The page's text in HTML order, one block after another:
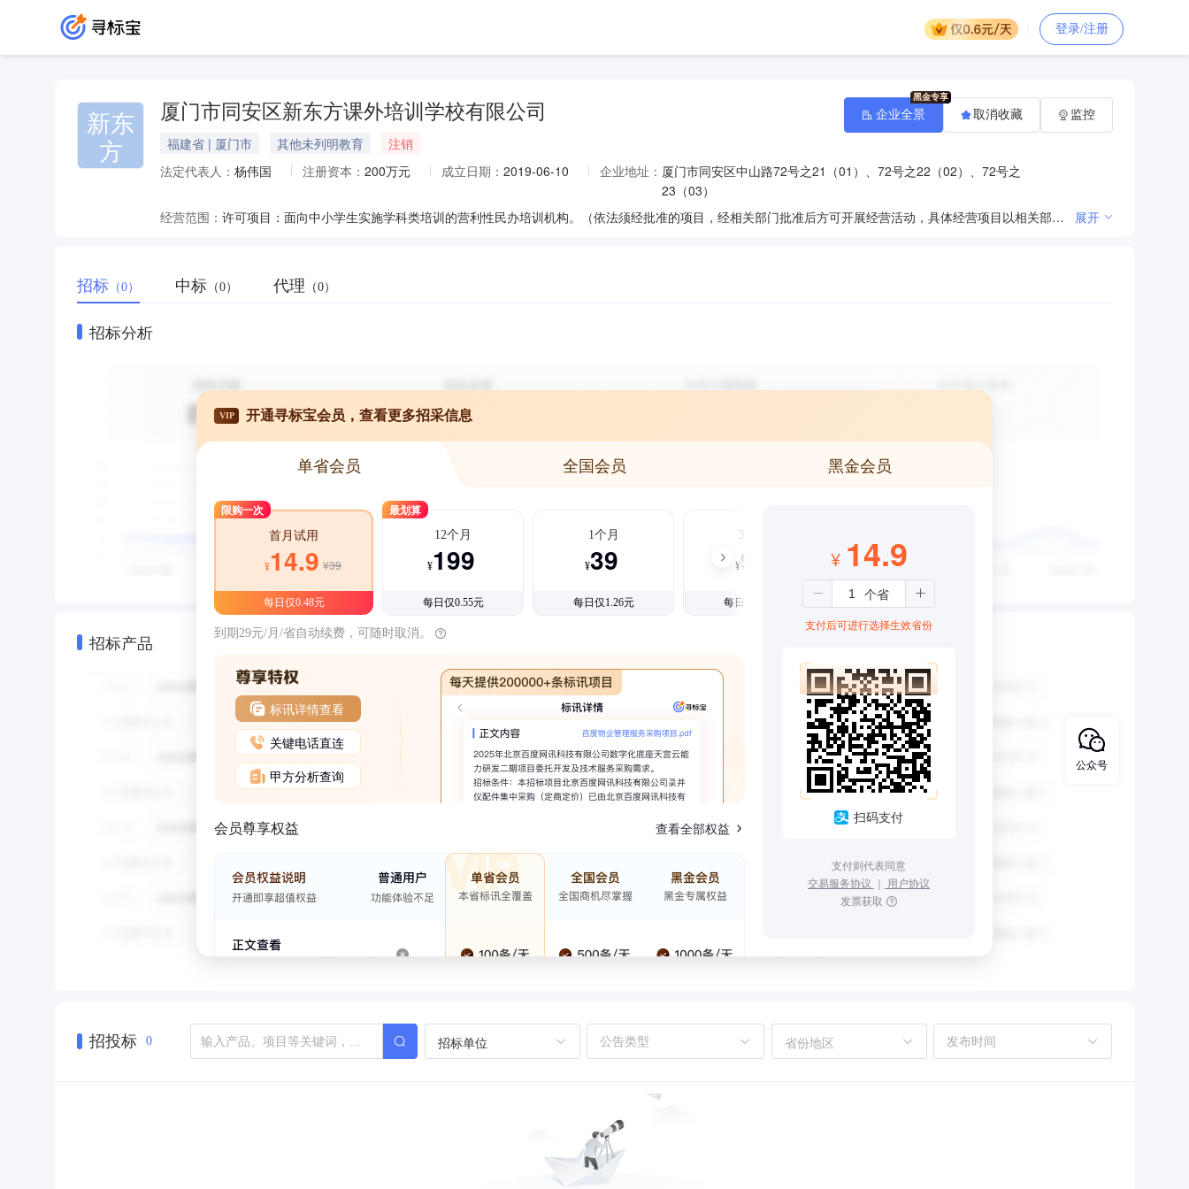
登录/注册
新东
方
厦门市同安区新东方课外培训学校有限公司
福建省 | 厦门市 其他未列明教育
注销
法定代表人： 杨伟国 注册资本： 200万元 成立日期： 2019-06-10 企业地址： 厦门市同安区中山路72号之21（01）、72号之22（02）、72号之
23（03）
经营范围：
许可项目：面向中小学生实施学科类培训的营利性民办培训机构。（依法须经批准的项目，经相关部门批准后方可开展经营活动，具体经营项目以相关部门批准文件或许可证件为准）一般项目：幼儿园外托管服务；中小学生校外托管服务；咨询策划服务；面向家长实施的家庭教育咨询服务；教育咨询服务（不含涉许可审批的教育培训活动）；组织文化艺术交流活动；会议及展览服务；组织体育表演活动；健身休闲活动；体验式拓展活动及策划。（除依法须经批准的项目外，凭营业执照依法自主开展经营活动） 展开
企业全景 取消收藏 监控
招标 （0） 中标 （0） 代理 （0）
招标分析
招标产品
VIP 开通寻标宝会员，查看更多招采信息
单省会员 全国会员 黑金会员
限购一次
首月试用
¥14.9 ¥39
每日仅0.48元
最划算
12个月
¥199
每日仅0.55元
1个月
¥39
每日仅1.26元
3个月
¥99
每日仅1.08元
到期29元/月/省自动续费，可随时取消。
标讯详情查看
关键电话直连
甲方分析查询
会员尊享权益 查看全部权益
¥ 14.9
支付后可进行选择生效省份
扫码支付
支付则代表同意
交易服务协议 ｜ 用户协议
发票获取
招投标 0 招标单位 省份地区
公众号